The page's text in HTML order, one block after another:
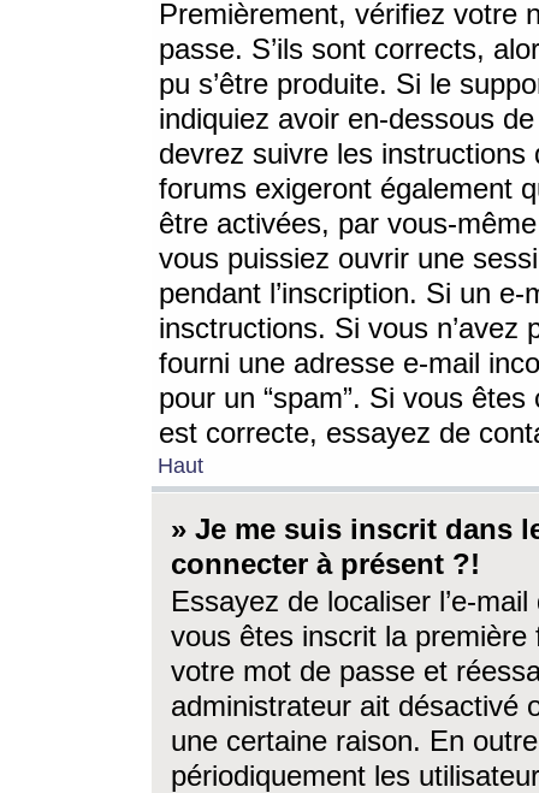
Premièrement, vérifiez votre
passe. S’ils sont corrects,
pu s’être produite. Si le
indiquiez avoir en-dessous
devrez suivre les
forums exigeront également
être activées, par vous-
vous puissiez ouvrir une
pendant l’inscription. Si un
insctructions. Si vous n’avez
fourni une adresse e-mail
pour un “spam”. Si vous
est correcte, essayez de
Haut
» Je me suis inscrit dans
connecter à présent ?!
Essayez de localiser l’e-
vous êtes inscrit la première
votre mot de passe et
administrateur ait désactivé
une certaine raison. En
périodiquement les